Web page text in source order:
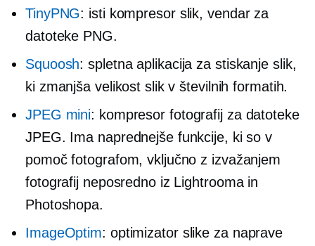
TinyPNG: isti kompresor slik, vendar za
datoteke PNG.
Squoosh: spletna aplikacija za stiskanje slik,
ki zmanjša velikost slik v številnih formatih.
JPEG mini: kompresor fotografij za datoteke
JPEG. Ima naprednejše funkcije, ki so v
pomoč fotografom, vključno z izvažanjem
fotografij neposredno iz Lightrooma in
Photoshopa.
ImageOptim: optimizator slike za naprave